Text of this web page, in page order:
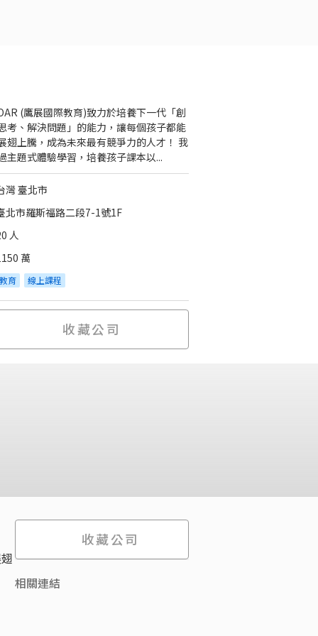
(鷹展國際教育)致力於培養下一代「創
考、解決問題」的能力，讓每個孩子都能
翅上騰，成為未來最有競爭力的人才！ 我
主題式體驗學習，培養孩子課本以...
灣 臺北市
北市羅斯福路二段7-1號1F
人
萬
教育 線上課程
收藏公司
收藏公司
相關連結